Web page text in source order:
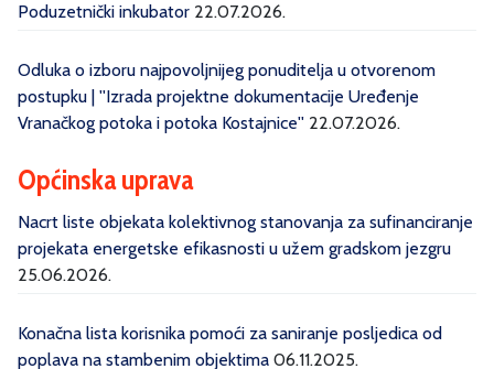
Poduzetnički inkubator 22.07.2026.
Odluka o izboru najpovoljnijeg ponuditelja u otvorenom
postupku | ''Izrada projektne dokumentacije Uređenje
Vranačkog potoka i potoka Kostajnice'' 22.07.2026.
Općinska uprava
Nacrt liste objekata kolektivnog stanovanja za sufinanciranje
projekata energetske efikasnosti u užem gradskom jezgru
25.06.2026.
Konačna lista korisnika pomoći za saniranje posljedica od
poplava na stambenim objektima 06.11.2025.